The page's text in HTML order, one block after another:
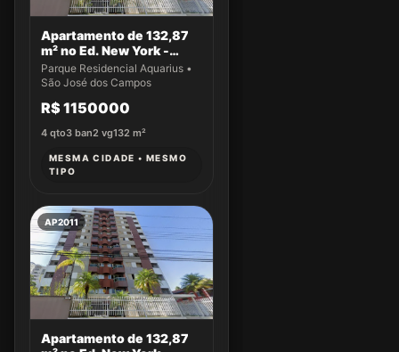
Apartamento de 132,87
m² no Ed. New York -
Apto 14
Parque Residencial Aquarius •
São José dos Campos
R$ 1150000
4 qto3 ban2 vg132 m²
MESMA CIDADE • MESMO
TIPO
AP2011
Apartamento de 132,87